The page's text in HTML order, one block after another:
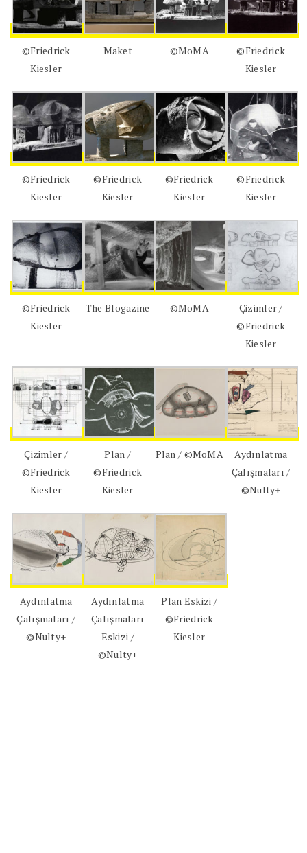
©Friedrick
Kiesler
Maket ©MoMA
©Friedrick
Kiesler
©Friedrick
Kiesler
©Friedrick
Kiesler
©Friedrick
Kiesler
©Friedrick
Kiesler
©Friedrick
Kiesler
The Blogazine ©MoMA
Çizimler /
©Friedrick
Kiesler
Çizimler /
©Friedrick
Kiesler
Plan /
©Friedrick
Kiesler
Plan / ©MoMA
Aydınlatma
Çalışmaları /
©Nulty+
Aydınlatma
Çalışmaları /
©Nulty+
Aydınlatma
Çalışmaları
Eskizi /
©Nulty+
Plan Eskizi /
©Friedrick
Kiesler